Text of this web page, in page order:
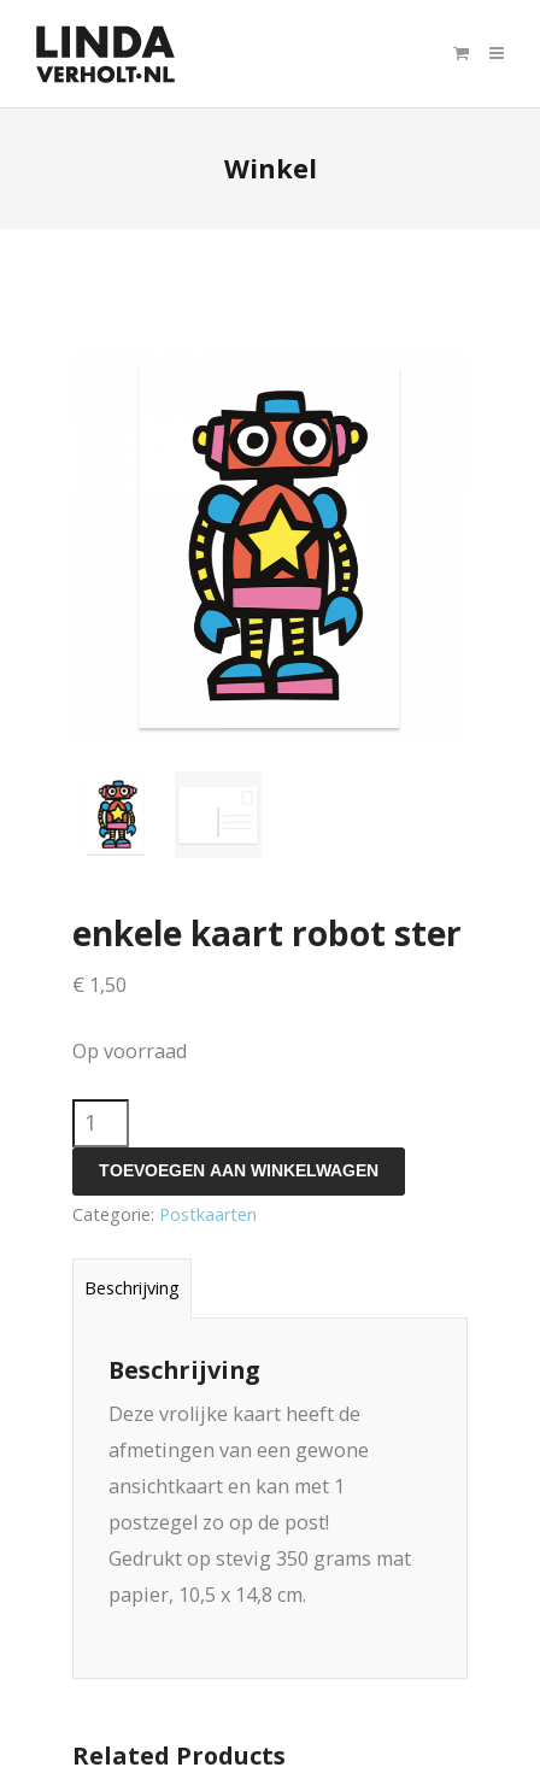
Winkel
enkele kaart robot ster
€ 1,50
Op voorraad
enkele
kaart
robot
ster
TOEVOEGEN AAN WINKELWAGEN
Categorie: Postkaarten
Beschrijving
Beschrijving
Deze vrolijke kaart heeft de
afmetingen van een gewone
ansichtkaart en kan met 1
postzegel zo op de post!
Gedrukt op stevig 350 grams mat
papier, 10,5 x 14,8 cm.
Related Products